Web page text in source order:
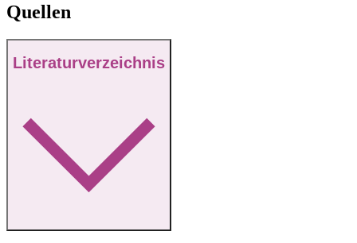
Quellen
Literaturverzeichnis